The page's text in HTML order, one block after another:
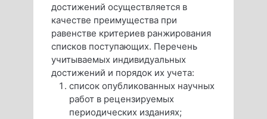
достижений осуществляется в
качестве преимущества при
равенстве критериев ранжирования
списков поступающих. Перечень
учитываемых индивидуальных
достижений и порядок их учета:
список опубликованных научных
работ в рецензируемых
периодических изданиях;